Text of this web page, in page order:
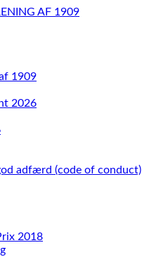
1909
2026
adfærd (code of conduct)
2018